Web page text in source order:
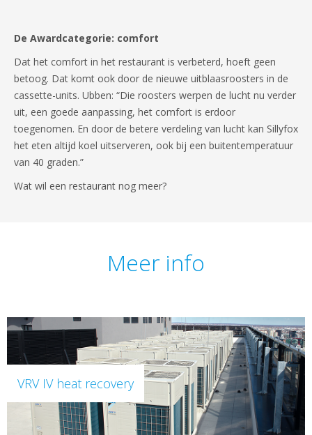
De Awardcategorie: comfort
Dat het comfort in het restaurant is verbeterd, hoeft geen
betoog. Dat komt ook door de nieuwe uitblaasroosters in de
cassette-units. Ubben: “Die roosters werpen de lucht nu verder
uit, een goede aanpassing, het comfort is erdoor
toegenomen. En door de betere verdeling van lucht kan Sillyfox
het eten altijd koel uitserveren, ook bij een buitentemperatuur
van 40 graden.”
Wat wil een restaurant nog meer?
Meer info
VRV IV heat recovery